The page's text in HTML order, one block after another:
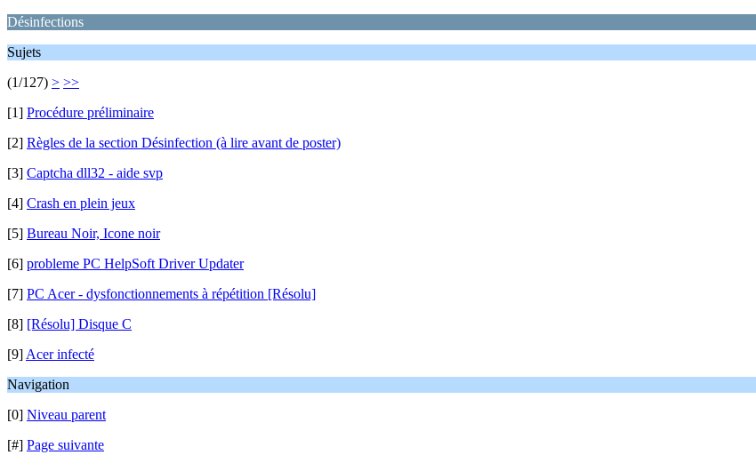
Désinfections
Sujets
(1/127) > >>
[1] Procédure préliminaire
[2] Règles de la section Désinfection (à lire avant de poster)
[3] Captcha dll32 - aide svp
[4] Crash en plein jeux
[5] Bureau Noir, Icone noir
[6] probleme PC HelpSoft Driver Updater
[7] PC Acer - dysfonctionnements à répétition [Résolu]
[8] [Résolu] Disque C
[9] Acer infecté
Navigation
[0] Niveau parent
[#] Page suivante